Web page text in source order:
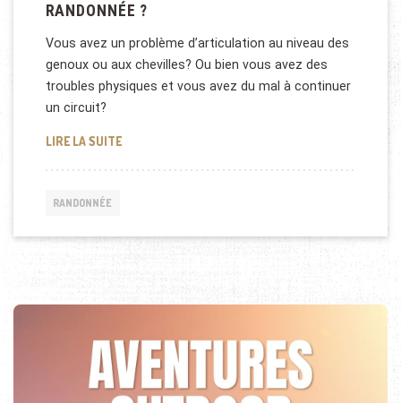
RANDONNÉE ?
Vous avez un problème d’articulation au niveau des
genoux ou aux chevilles? Ou bien vous avez des
troubles physiques et vous avez du mal à continuer
un circuit?
LIRE LA SUITEPOURQUOI FAUT-IL DES BÂTONS DE RANDONNÉE ?
RANDONNÉE